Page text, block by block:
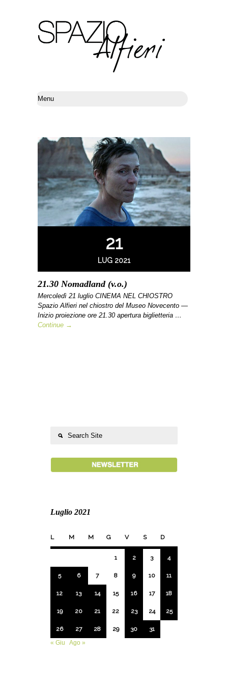
21
LUG 2021
21.30 Nomadland (v.o.)
Mercoledì 21 luglio CINEMA NEL CHIOSTRO
Spazio Alfieri nel chiostro del Museo Novecento —
Inizio proiezione ore 21.30 apertura biglietteria …
Continue →
Luglio 2021
L M M G V S D
1 2 3 4
5 6 7 8 9 10 11
12 13 14 15 16 17 18
19 20 21 22 23 24 25
26 27 28 29 30
31
« Giu
Ago »